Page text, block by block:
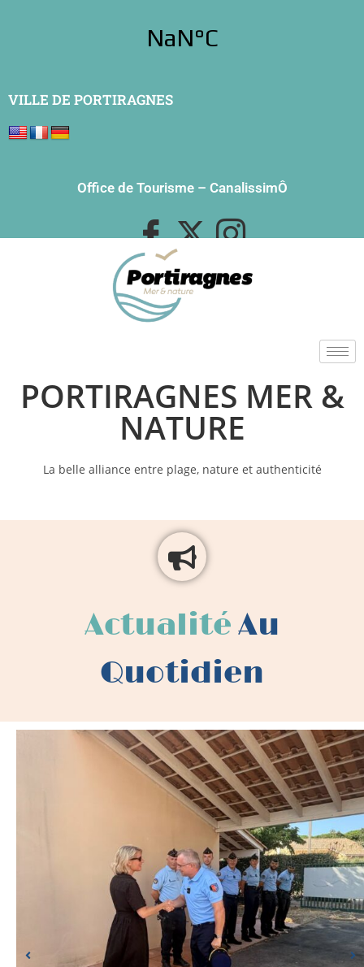
VILLE DE PORTIRAGNES
Office de Tourisme– CanalissimÔ
PORTIRAGNES MER &
NATURE
La belle alliance entre plage, nature et authenticité
Actualité Au
Quotidien